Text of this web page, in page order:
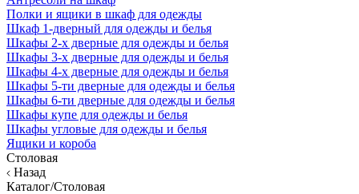
Полки и ящики в шкаф для одежды
Шкаф 1-дверный для одежды и белья
Шкафы 2-х дверные для одежды и белья
Шкафы 3-х дверные для одежды и белья
Шкафы 4-х дверные для одежды и белья
Шкафы 5-ти дверные для одежды и белья
Шкафы 6-ти дверные для одежды и белья
Шкафы купе для одежды и белья
Шкафы угловые для одежды и белья
Ящики и короба
Столовая
Назад
Каталог/Столовая